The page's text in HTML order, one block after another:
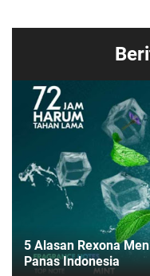
5 Alasan Rexona
Panas Indonesia